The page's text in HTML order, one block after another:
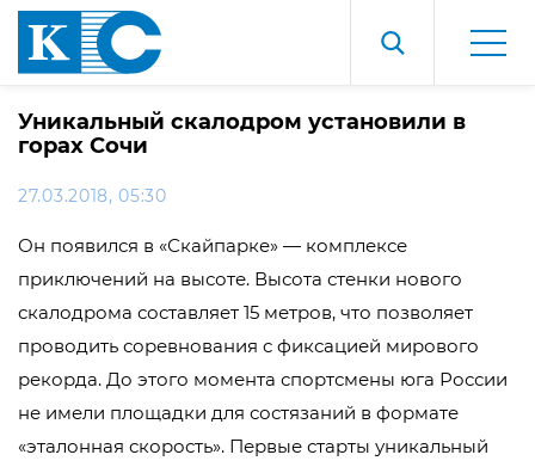
Уникальный скалодром установили в
горах Сочи
27.03.2018, 05:30
Он появился в «Скайпарке» — комплексе
приключений на высоте. Высота стенки нового
скалодрома составляет 15 метров, что позволяет
проводить соревнования с фиксацией мирового
рекорда. До этого момента спортсмены юга России
не имели площадки для состязаний в формате
«эталонная скорость». Первые старты уникальный